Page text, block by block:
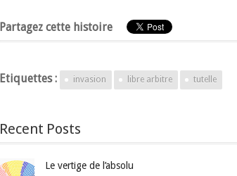
Partagez cette histoire
Etiquettes : invasion libre arbitre tutelle
Recent Posts
Le vertige de l’absolu